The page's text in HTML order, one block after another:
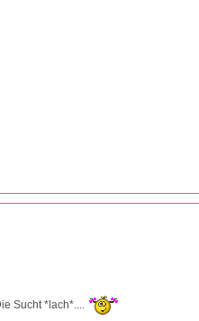
Sucht *lach*....